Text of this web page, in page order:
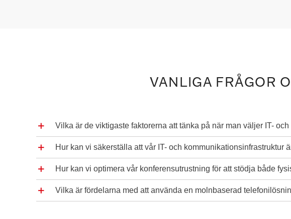
VANLIGA FRÅGOR
Vilka är de viktigaste faktorerna att tänka på när man väljer IT-
Hur kan vi säkerställa att vår IT- och kommunikationsinfrastruktur
Hur kan vi optimera vår konferensutrustning för att stödja både
Vilka är fördelarna med att använda en molnbaserad